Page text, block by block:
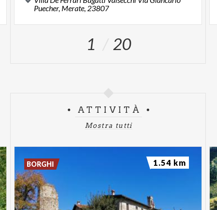
Puecher, Merate, 23807
1 20
ATTIVITÀ
Mostra tutti
BORGHI 1.54 km